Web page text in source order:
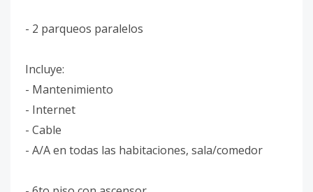
- 2 parqueos paralelos
Incluye:
- Mantenimiento
- Internet
- Cable
- A/A en todas las habitaciones, sala/comedor